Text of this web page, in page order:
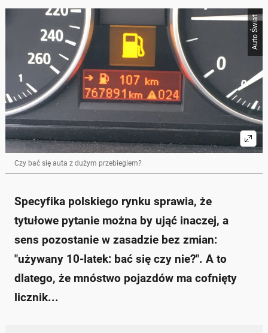
Auto Świat
Czy bać się auta z dużym przebiegiem?
Specyfika polskiego rynku sprawia, że
tytułowe pytanie można by ująć inaczej, a
sens pozostanie w zasadzie bez zmian:
"używany 10-latek: bać się czy nie?". A to
dlatego, że mnóstwo pojazdów ma cofnięty
licznik...